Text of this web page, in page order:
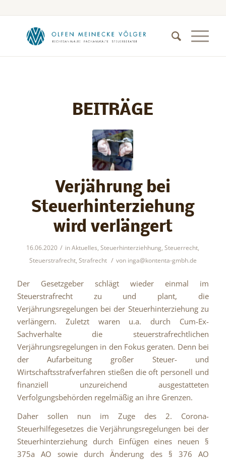
BEITRÄGE
Verjährung bei
Steuerhinterziehung
wird verlängert
16.06.2020 / inAktuelles,Steuerhinterziehhung,Steuerrecht,
Steuerstrafrecht, Strafrecht / von inga@kontenta-gmbh.de
Der Gesetzgeber schlägt wieder einmal im
Steuerstrafrecht zu und plant, die
Verjährungsregelungen bei der Steuerhinterziehung zu
verlängern. Zuletzt waren u.a. durch Cum-Ex-
Sachverhalte die steuerstrafrechtlichen
Verjährungsregelungen in den Fokus geraten. Denn bei
der Aufarbeitung großer Steuer- und
Wirtschaftsstrafverfahren stießen die oft personell und
finanziell unzureichend ausgestatteten
Verfolgungsbehörden regelmäßig an ihre Grenzen.
Daher sollen nun im Zuge des 2. Corona-
Steuerhilfegesetzes die Verjährungsregelungen bei der
Steuerhinterziehung durch Einfügen eines neuen §
375a AO sowie durch Änderung des § 376 AO